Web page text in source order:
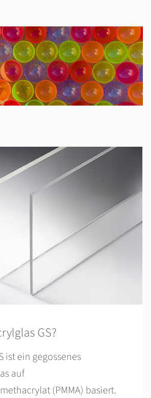
GS?
ist ein gegossenes
auf
(PMMA) basiert.